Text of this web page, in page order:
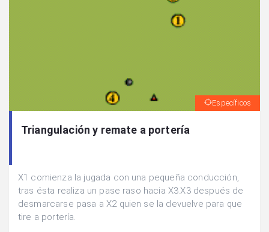
Específicos
Triangulación y remate a portería
X1 comienza la jugada con una pequeña conducción,
tras ésta realiza un pase raso hacia X3.X3 después de
desmarcarse pasa a X2 quien se la devuelve para que
tire a portería.